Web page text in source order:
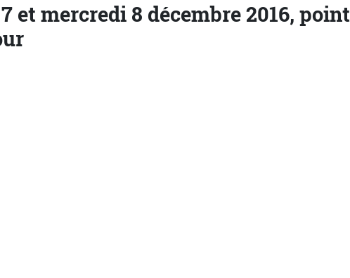
et mercredi 8 décembre 2016, point
Linkedin
profil Facebook
le profil Twitter